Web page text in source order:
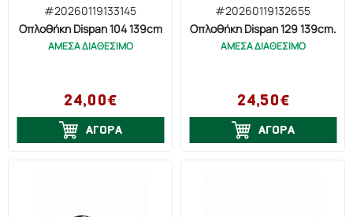
#20260119133145
Οπλοθήκη Dispan 104 139cm
ΑΜΕΣΑ ΔΙΑΘΕΣΙΜΟ
24,00€
ΑΓΟΡΑ
#20260119132655
Οπλοθήκη Dispan 129 139cm.
ΑΜΕΣΑ ΔΙΑΘΕΣΙΜΟ
24,50€
ΑΓΟΡΑ